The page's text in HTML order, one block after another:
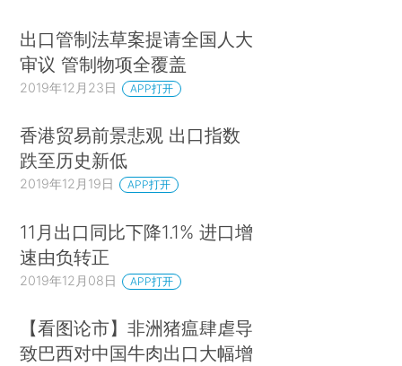
出口管制法草案提请全国人大
审议 管制物项全覆盖
2019年12月23日 APP打开
香港贸易前景悲观 出口指数
跌至历史新低
2019年12月19日 APP打开
11月出口同比下降1.1% 进口增
速由负转正
2019年12月08日 APP打开
【看图论市】非洲猪瘟肆虐导
致巴西对中国牛肉出口大幅增